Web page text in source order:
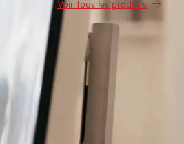
Voir tous les produits